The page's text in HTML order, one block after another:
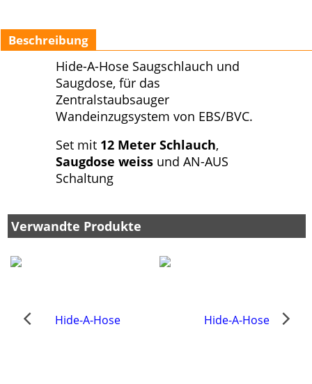
Beschreibung
Hide-A-Hose Saugschlauch und
Saugdose, für das
Zentralstaubsauger
Wandeinzugsystem von EBS/BVC.
Set mit 12 Meter Schlauch,
Saugdose weiss und AN-AUS
Schaltung
Verwandte Produkte